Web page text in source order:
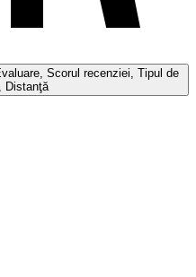
Scorul recenziei, Tipul de
Distanţă